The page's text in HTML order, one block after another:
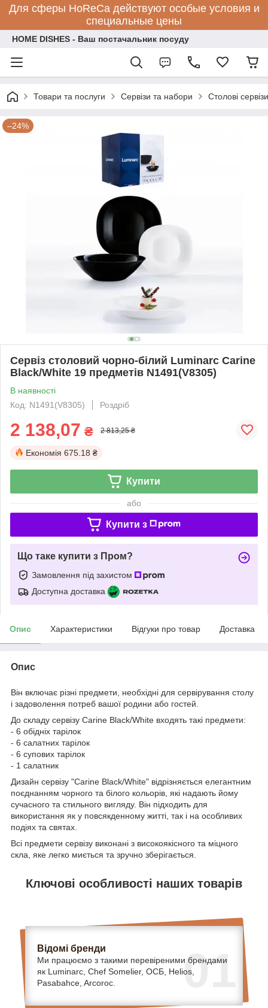
Для сферы HoReCa действуют особые условия и
специальные цены
HOME DISHES - Ваш постачальник посуду
Товари та послуги Сервізи та набори Столові сервізи
–24%
Сервіз столовий чорно-білий Luminarc Carine
Black/White 19 предметів N1491(V8305)
В наявності
Код: N1491(V8305)
Роздріб
2 138,07 ₴ 2 813,25 ₴
Економія 675.18 ₴
Купити
або
Купити з
Що таке купити з Пром?
Замовлення під захистом
Доступна доставка
Опис Характеристики Відгуки про товар Доставка
Опис
Він включає різні предмети, необхідні для сервірування столу
і задоволення потреб вашої родини або гостей.
До складу сервізу Carine Black/White входять такі предмети:
- 6 обідніх тарілок
- 6 салатних тарілок
- 6 супових тарілок
- 1 салатник
Дизайн сервізу "Carine Black/White" відрізняється елегантним
поєднанням чорного та білого кольорів, які надають йому
сучасного та стильного вигляду. Він підходить для
використання як у повсякденному житті, так і на особливих
подіях та святах.
Всі предмети сервізу виконані з високоякісного та міцного
скла, яке легко миється та зручно зберігається.
Ключові особливості наших товарів
01
Відомі бренди
Ми працюємо з такими перевіреними брендами
як Luminarc, Chef Somelier, ОСБ, Helios,
Pasabahce, Arcoroc.